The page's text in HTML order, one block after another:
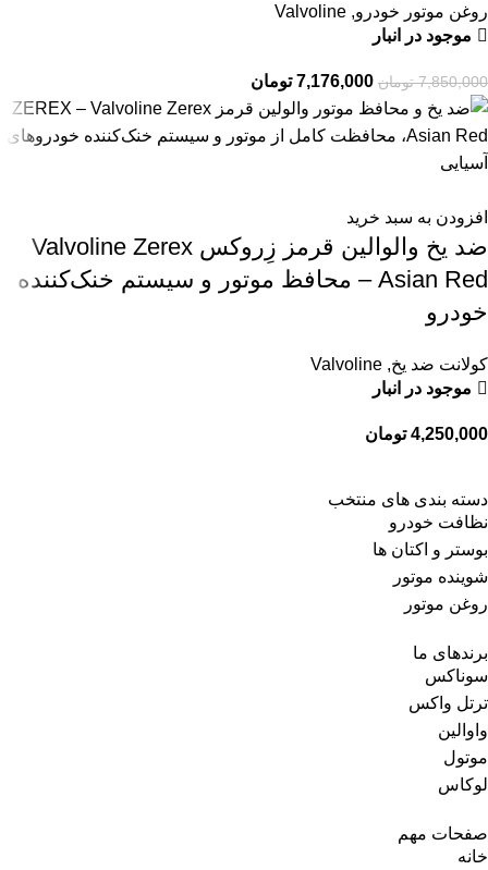
روغن موتور خودرو,
Valvoline
موجود در انبار
7,850,000 تومان 7,176,000 تومان
افزودن به سبد خرید
ضد یخ والوالین قرمز زِروکس Valvoline Zerex
Asian Red – محافظ موتور و سیستم خنک‌کننده
خودرو
کولانت ضد یخ,
Valvoline
موجود در انبار
4,250,000 تومان
دسته بندی های منتخب
نظافت خودرو
بوستر و اکتان ها
شوینده موتور
روغن موتور
برندهای ما
سوناکس
ترتل واکس
واوالین
موتول
لوکاس
صفحات مهم
خانه